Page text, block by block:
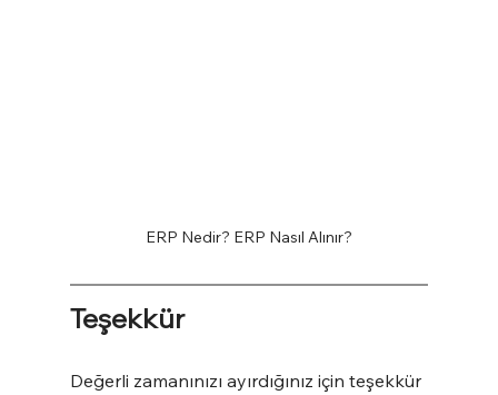
ERP Nedir? ERP Nasıl Alınır?
Teşekkür
Değerli zamanınızı ayırdığınız için teşekkür